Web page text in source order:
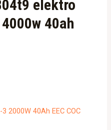
elektro
40ah